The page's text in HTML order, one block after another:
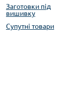
Заготовки під
вишивку
Супутні товари